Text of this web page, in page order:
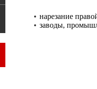
нарезание
заводы,